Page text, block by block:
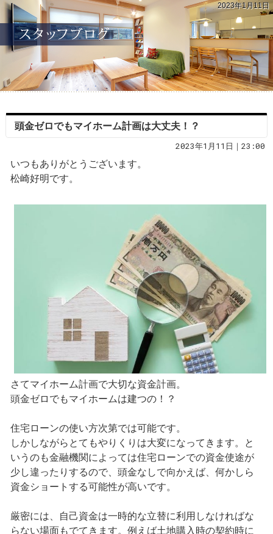
2023年1月11日
頭金ゼロでもマイホーム計画は大丈夫！？
2023年1月11日｜23:00
いつもありがとうございます。
松崎好明です。
さてマイホーム計画で大切な資金計画。
頭金ゼロでもマイホームは建つの！？
住宅ローンの使い方次第では可能です。
しかしながらとてもやりくりは大変になってきます。と
いうのも金融機関によっては住宅ローンでの資金使途が
少し違ったりするので、頭金なしで向かえば、何かしら
資金ショートする可能性が高いです。
厳密には、自己資金は一時的な立替に利用しなければな
らない場面もでてきます。例えば土地購入時の契約時に